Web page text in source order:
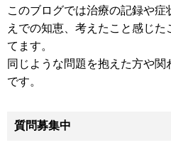
このブログでは治療の記録や症
えでの知恵、考えたこと感じ
てます。
同じような問題を抱えた方や
です。
質問募集中